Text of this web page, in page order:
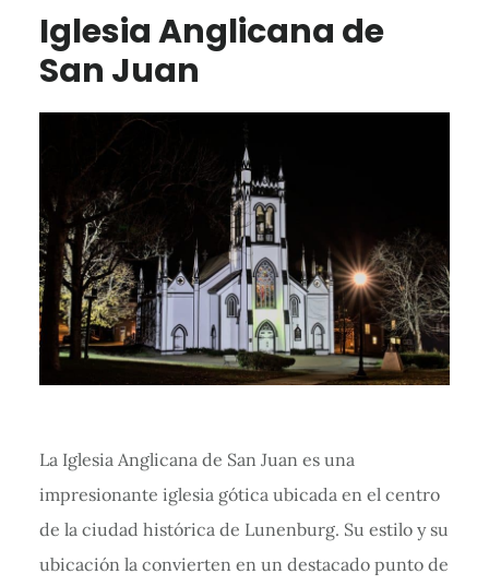
Iglesia Anglicana de
San Juan
La Iglesia Anglicana de San Juan es una
impresionante iglesia gótica ubicada en el centro
de la ciudad histórica de Lunenburg. Su estilo y su
ubicación la convierten en un destacado punto de